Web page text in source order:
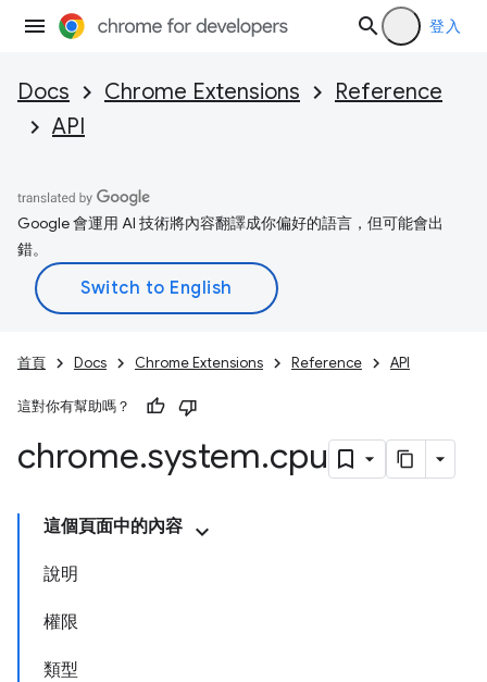
登入
Docs Chrome Extensions
Reference
API
Google 會運用 AI 技術將內容翻譯成你偏好的語言，但可能會出
錯。
首頁 Docs Chrome Extensions Reference API
這對你有幫助嗎？
chrome.system.cpu
這個頁面中的內容
說明
權限
類型